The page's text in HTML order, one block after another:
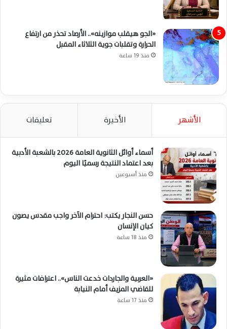
«الجو هيقلب موازينه».. الأرصاد تحذر من ارتفاع
الحرارة وتقلبات جوية الثلاثاء المقبل
منذ 19 ساعة
الأشهر الأخيرة تعليقات
أسماء أوائل الثانوية العامة 2026 بالشعبة الأدبية
بعد اعتماد النتيجة رسميًا اليوم
منذ أسبوعين
حسن النجار يكتب: احترام الآخر واجب مقدس يصون
كيان الإنسان
منذ 18 ساعة
«العربية والجاردات خدعت الناس».. اعترافات مثيرة
للقاضي المزيف أمام النيابة
منذ 17 ساعة